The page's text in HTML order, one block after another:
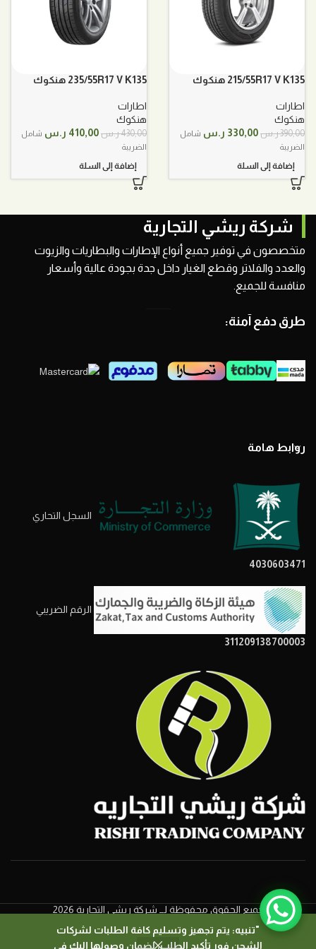
"تنبيه: يتم تجهيز وتسليم كافة الطلبات لشركات
الشحن فور تأكيد الطلب، لضمان وصولها إليك في
215/55R17 V K135 هنكوك
اطارات
هنكوك
390,00ر.س السعر
390,00 ر.س.
330,00 ر.س السعر
شامل
الضريبة
إضافة إلى السلة
235/55R17 V K135 هنكوك
اطارات
هنكوك
430,00ر.س السعر
430,00 ر.س.
410,00 ر.س السعر
شامل
الضريبة
إضافة إلى السلة
شركة ريشي التجارية
متخصصون في توفير جميع أنواع الإطارات والبطاريات والزيوت
والعدد والفلاتر وقطع الغيار داخل جدة بجودة عالية وأسعار
منافسة للجميع.
طرق دفع آمنة:
روابط هامة
السجل التحاري
4030603471
الرقم الضريبي
311209138700003
جميع الحقوق محفوظة لــ شركة ريشي التجارية 2026